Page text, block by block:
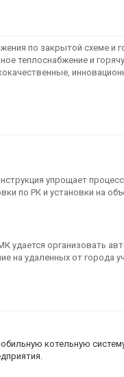
по закрытой схеме и
теплоснабжение и
упрощает процесс
по РК и установки на
удается организовать
на удаленных от города
котельную